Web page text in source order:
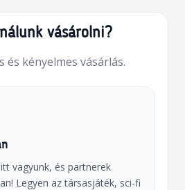
vásárolni?
és kényelmes vásárlás.
vagyunk, és partnerek
Legyen az társasjáték, sci-fi